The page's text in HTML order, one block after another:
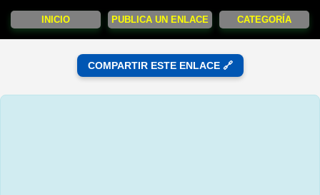
INICIO PUBLICA UN ENLACE CATEGORÍA
COMPARTIR ESTE ENLACE 🔗